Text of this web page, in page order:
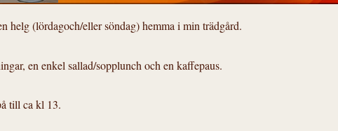
ceramics, art and photography
helg (lördagoch/eller söndag) hemma i min trädgård.
en enkel sallad/sopplunch och en kaffepaus.
till ca kl 13.